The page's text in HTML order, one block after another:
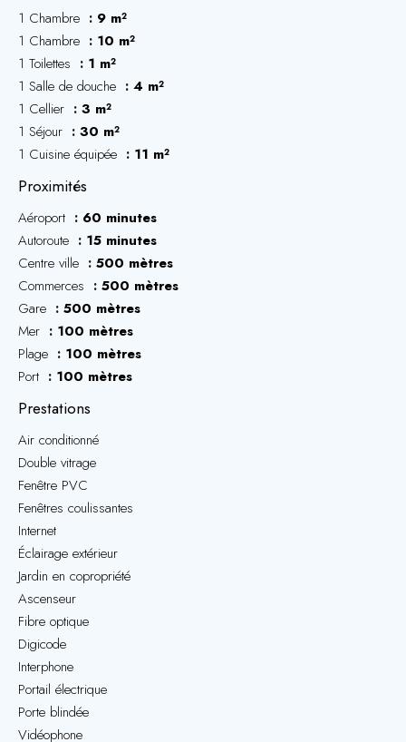
1 Chambre
9 m²
1 Chambre
10 m²
1 Toilettes
1 m²
1 Salle de douche
4 m²
1 Cellier
3 m²
1 Séjour
30 m²
1 Cuisine équipée
11 m²
Proximités
Aéroport
60 minutes
Autoroute
15 minutes
Centre ville
500 mètres
Commerces
500 mètres
Gare
500 mètres
Mer
100 mètres
Plage
100 mètres
Port
100 mètres
Prestations
Air conditionné
Double vitrage
Fenêtre PVC
Fenêtres coulissantes
Internet
Éclairage extérieur
Jardin en copropriété
Ascenseur
Fibre optique
Digicode
Interphone
Portail électrique
Porte blindée
Vidéophone